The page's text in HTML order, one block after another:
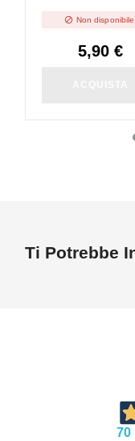
 Non disponibile!
5,90 €
Ti Potrebbe
70